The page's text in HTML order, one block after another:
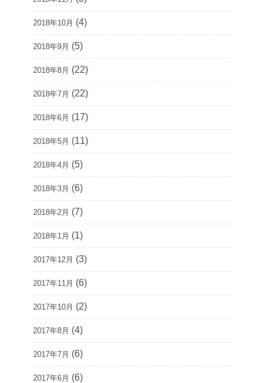
2018年10月 (4)
2018年9月 (5)
2018年8月 (22)
2018年7月 (22)
2018年6月 (17)
2018年5月 (11)
2018年4月 (5)
2018年3月 (6)
2018年2月 (7)
2018年1月 (1)
2017年12月 (3)
2017年11月 (6)
2017年10月 (2)
2017年8月 (4)
2017年7月 (6)
2017年6月 (6)